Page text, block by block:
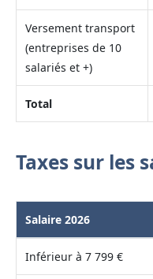
Versement transport
(entreprises de 10
salariés et +)
Total
Taxes sur les
Salaire 2026
Inférieur à 7 799 €